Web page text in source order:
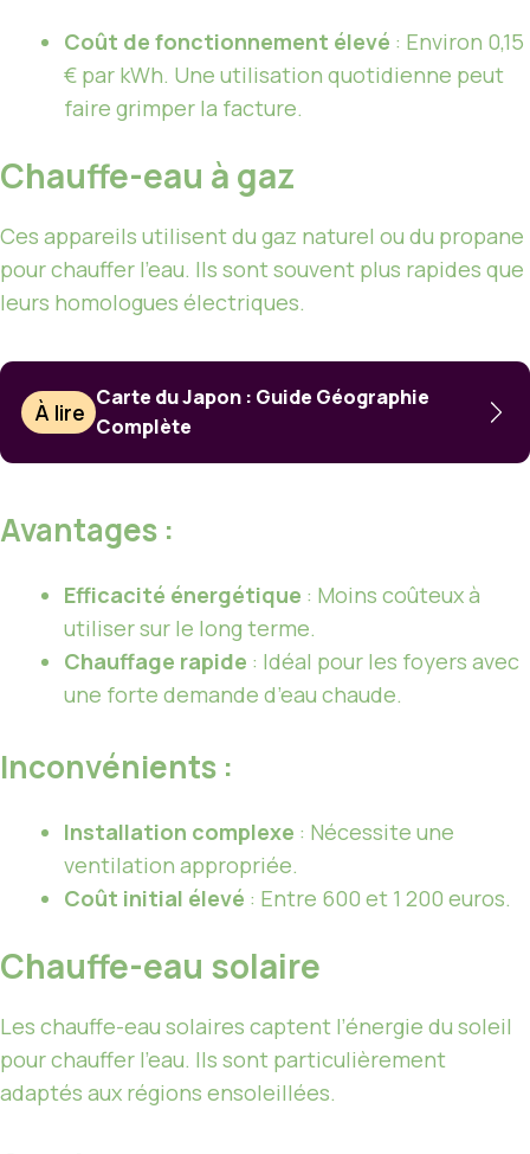
Coût de fonctionnement élevé : Environ 0,15
€ par kWh. Une utilisation quotidienne peut
faire grimper la facture.
Chauffe-eau à gaz
Ces appareils utilisent du gaz naturel ou du propane
pour chauffer l’eau. Ils sont souvent plus rapides que
leurs homologues électriques.
À lire
Carte du Japon : Guide Géographie
Complète
Avantages :
Efficacité énergétique : Moins coûteux à
utiliser sur le long terme.
Chauffage rapide : Idéal pour les foyers avec
une forte demande d’eau chaude.
Inconvénients :
Installation complexe : Nécessite une
ventilation appropriée.
Coût initial élevé : Entre 600 et 1 200 euros.
Chauffe-eau solaire
Les chauffe-eau solaires captent l’énergie du soleil
pour chauffer l’eau. Ils sont particulièrement
adaptés aux régions ensoleillées.